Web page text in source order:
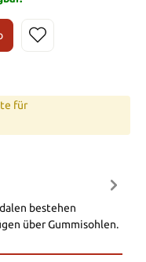
für
bestehen
über Gummisohlen.